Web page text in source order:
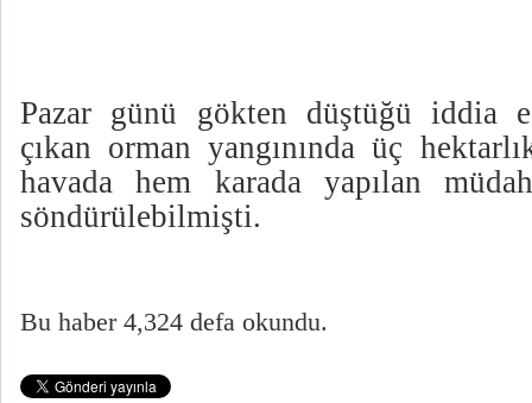
Pazar günü gökten düştüğü iddia
çıkan orman yangınında üç
havada hem karada yapılan
söndürülebilmişti.
Bu haber 4,324 defa okundu.